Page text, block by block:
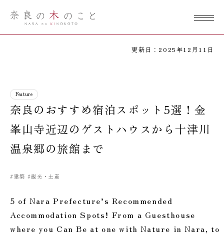
奈良の木のこ
と
更新日：2025年12月11日
Feature
奈良のおすすめ宿泊スポット5選！金
峯山寺近辺のゲストハウスから十津川
温泉郷の旅館まで
#建築 #観光・土産
5 of Nara Prefecture’s Recommended
Accommodation Spots! From a Guesthouse
where you Can Be at one with Nature in Nara, to